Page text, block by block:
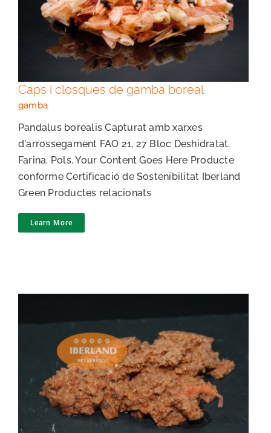
Caps i closques de gamba boreal
Caps i closques de gamba boreal
gamba
Pandalus borealis Capturat amb xarxes
d'arrossegament FAO 21, 27 Bloc Deshidratat.
Farina. Pols. Your Content Goes Here Producte
conforme Certificació de Sostenibilitat Iberland
Green Productes relacionats
Learn More
Pasta de gamba boreal